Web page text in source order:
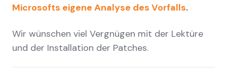
Microsofts eigene Analyse des Vorfalls.
Wir wünschen viel Vergnügen mit der Lektüre
und der Installation der Patches.